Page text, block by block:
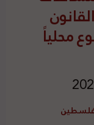
محلياً
فلسطين